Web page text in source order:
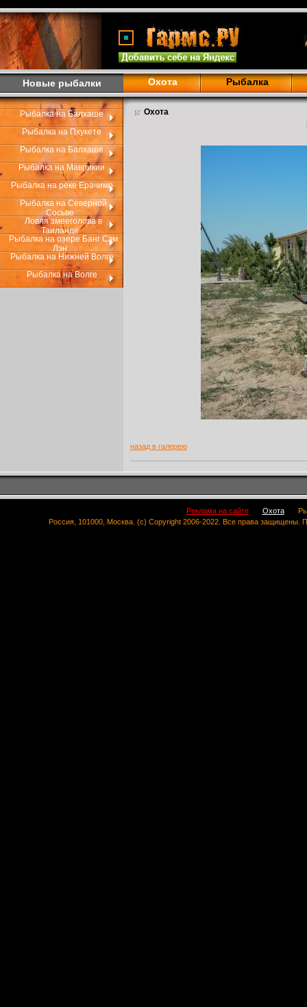
Новые рыбалки Охота Рыбалка
Рыбалка на Балхаше
Рыбалка на Пхукете
Рыбалка на Балхаше
Рыбалка на Маврикии
Рыбалка на реке Ерачимо
Рыбалка на Северной
Сосьве
Ловля змееголова в
Таиланде
Рыбалка на озере Банг Сэм
Лэн
Рыбалка на Нижней Волге
Рыбалка на Волге
Охота
назад в галерею
Реклама на сайте Охота
Россия, 101000, Москва. (c) Copyright 2006-2022. Все права защищены.